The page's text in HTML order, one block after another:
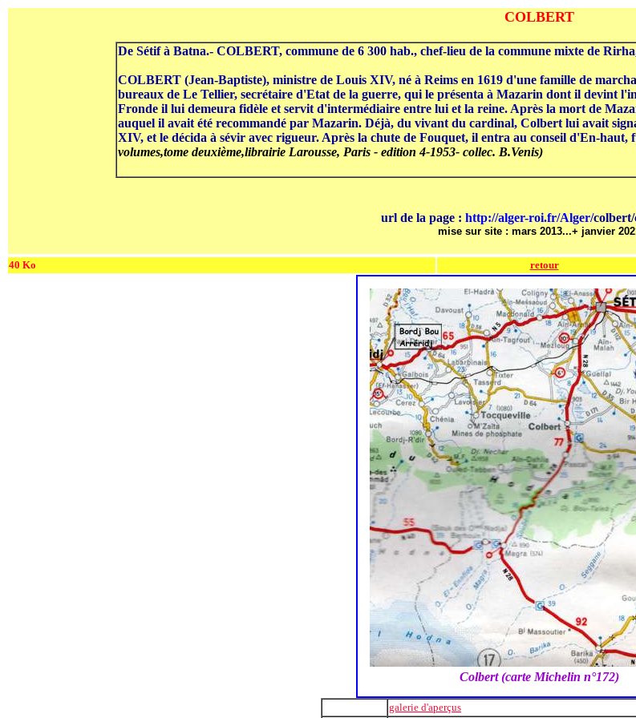
COLBERT
De Sétif à Batna.- COLBERT, commune de 6 300 hab., chef-lieu de la commune mixte de
COLBERT (Jean-Baptiste), ministre de Louis XIV, né à Reims en 1619 d'une famille de
bureaux de Le Tellier, secrétaire d'Etat de la guerre, qui le présenta à Mazarin dont il devint
Fronde il lui demeura fidèle et servit d'intermédiaire entre lui et la reine. Après la mort de
auquel il avait été recommandé par Mazarin. Déjà, du vivant du cardinal, Colbert lui avait
XIV, et le décida à sévir avec rigueur. Après la chute de Fouquet, il entra au conseil d'En-haut,
volumes,tome deuxième,librairie Larousse, Paris - edition 4-1953- collec. B.Venis)
url de la page : http://alger-roi.fr/Alger/
mise sur site : mars 2013...+ janvier
40 Ko retour
Colbert (carte Michelin n°172)
galerie d'aperçus